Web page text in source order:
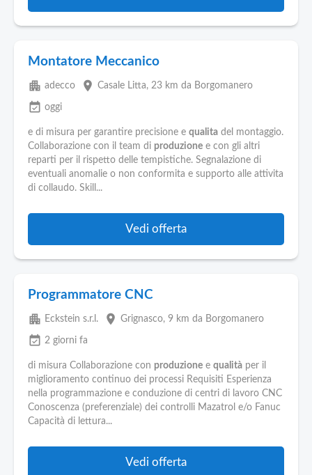
Montatore Meccanico
apartment adecco place Casale Litta, 23 km da Borgomanero
event_available oggi
e di misura per garantire precisione e qualita del montaggio.
Collaborazione con il team di produzione e con gli altri
reparti per il rispetto delle tempistiche. Segnalazione di
eventuali anomalie o non conformita e supporto alle attivita
di collaudo. Skill...
Vedi offerta
Programmatore CNC
apartment Eckstein s.r.l. place Grignasco, 9 km da Borgomanero
event_available 2 giorni fa
di misura Collaborazione con produzione e qualità per il
miglioramento continuo dei processi Requisiti Esperienza
nella programmazione e conduzione di centri di lavoro CNC
Conoscenza (preferenziale) dei controlli Mazatrol e/o Fanuc
Capacità di lettura...
Vedi offerta